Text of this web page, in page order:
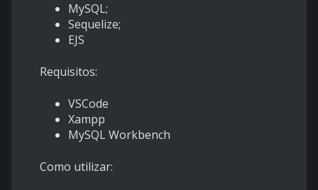
MySQL;
Sequelize;
EJS
Requisitos:
VSCode
Xampp
MySQL Workbench
Como utilizar: